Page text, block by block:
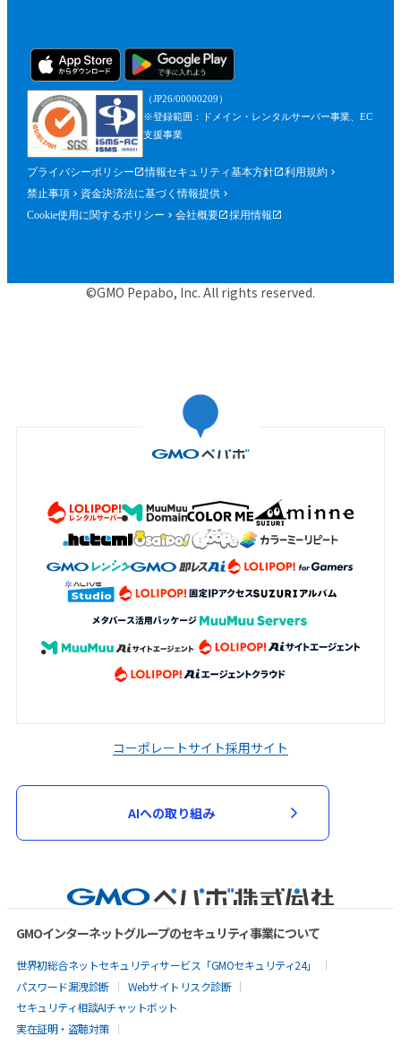
（JP26/00000209）
※登録範囲：ドメイン・レンタルサーバー事業、EC
支援事業
プライバシーポリシー 情報セキュリティ基本方針
利用規約
禁止事項
資金決済法に基づく情報提供
Cookie使用に関するポリシー
会社概要 採用情報
©GMO Pepabo, Inc. All rights reserved.
コーポレートサイト採用サイト
AIへの取り組み
GMOインターネットグループのセキュリティ事業について
世界初総合ネットセキュリティサービス「GMOセキュリティ24」
パスワード漏洩診断
Webサイトリスク診断
セキュリティ相談AIチャットボット
実在証明・盗聴対策